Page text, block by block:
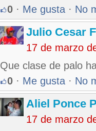
0 · Me gusta · No
Julio Cesar
17 de marzo
Que clase de palo
0 · Me gusta · No
Aliel Ponce
17 de marzo